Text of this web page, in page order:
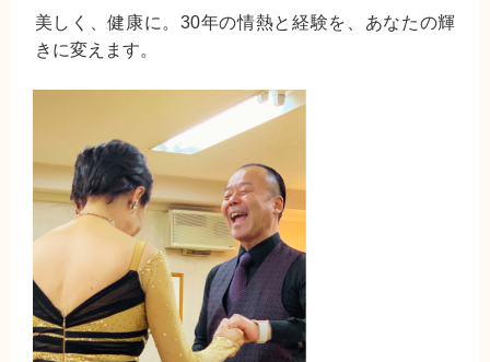
美しく、健康に。30年の情熱と経験を、あなたの輝
きに変えます。